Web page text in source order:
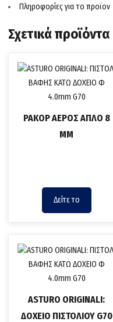
Πληροφορίες για το προϊον
Σχετικά προϊόντα
ΡΑΚΟΡ ΑΕΡΟΣ ΑΠΛΟ 8
ΜΜ
Δείτε το
ASTURO ORIGINALI:
ΔΟΧΕΙΟ ΠΙΣΤΟΛΙΟΥ G70